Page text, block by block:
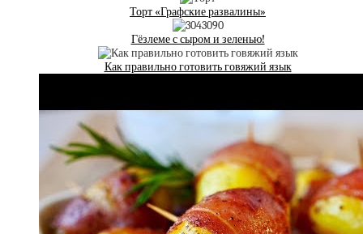
Торт «Графские развалины»
Гёзлеме с сыром и зеленью!
Как правильно готовить говяжий язык